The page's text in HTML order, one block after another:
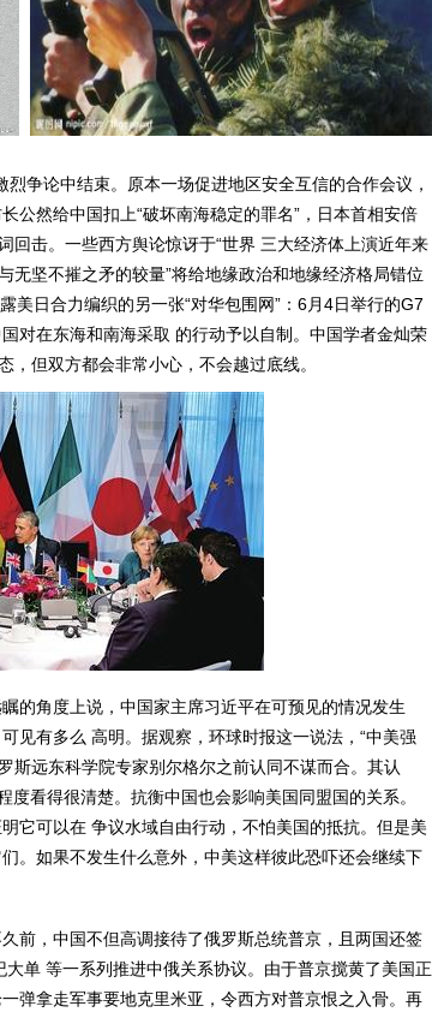
论中结束。原本一场促进地区安全互信的合作会议，
公然给中国扣上“破坏南海稳定的罪名”，日本首相安倍
回击。一些西方舆论惊讶于“世界 三大经济体上演近年来
无坚不摧之矛的较量”将给地缘政治和地缘经济格局错位
美日合力编织的另一张“对华包围网”：6月4日举行的G7
对在东海和南海采取 的行动予以自制。中国学者金灿荣
，但双方都会非常小心，不会越过底线。
角度上说，中国家主席习近平在可预见的情况发生
见有多么 高明。据观察，环球时报这一说法，“中美强
斯远东科学院专家别尔格尔之前认同不谋而合。其认
看得很清楚。抗衡中国也会影响美国同盟国的关系。
它可以在 争议水域自由行动，不怕美国的抵抗。但是美
。如果不发生什么意外，中美这样彼此恐吓还会继续下
，中国不但高调接待了俄罗斯总统普京，且两国还签
单 等一系列推进中俄关系协议。由于普京搅黄了美国正
弹拿走军事要地克里米亚，令西方对普京恨之入骨。再